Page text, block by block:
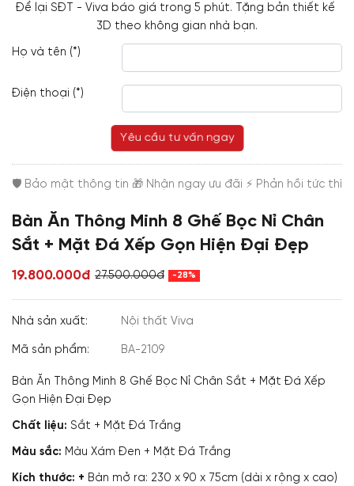
Để lại SĐT - Viva báo giá trong 5 phút. Tặng bản thiết kế
3D theo không gian nhà bạn.
Họ và tên (*)
Điện thoại (*)
Yêu cầu tư vấn ngay
Bàn Ăn Thông Minh 8 Ghế Bọc Nỉ Chân
Sắt + Mặt Đá Xếp Gọn Hiện Đại Đẹp
19.800.000đ 27.500.000đ -28%
Nhà sản xuất: Nội thất Viva
Mã sản phẩm: BA-2109
Bàn Ăn Thông Minh 8 Ghế Bọc Nỉ Chân Sắt + Mặt Đá Xếp
Gọn Hiện Đại Đẹp
Chất liệu: Sắt + Mặt Đá Trắng
Màu sắc: Màu Xám Đen + Mặt Đá Trắng
Kích thước: + Bàn mở ra: 230 x 90 x 75cm (dài x rộng x cao)